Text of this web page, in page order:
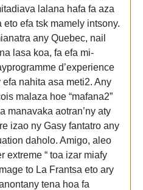
lalana hafa fa aza
eto efa tsk mamely intsony.
any Quebec, nail
lasa koa, fa efa mi-
d’experience
efa nahita asa meti2. Any
malaza hoe “mafana2”
manavaka aotran’ny aty
izao ny Gasy fantatro any
daholo. Amigo, aleo
extreme “ toa izar miafy
to La Frantsa eto ary
tena hoa fa